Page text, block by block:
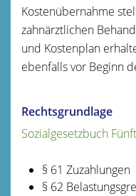
Kostenübernahme
zahnärztlichen
und Kostenplan
ebenfalls vor Beginn
Rechtsgrundlage
Sozialgesetzbuch
§ 61 Zuzahlungen
§ 62